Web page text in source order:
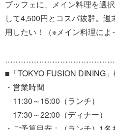
ブッフェに、メイン料理を選
して4,500円とコスパ抜群。
用したい！（※メイン料理によ
■「TOKYO FUSION DINING
・営業時間
11:30～15:00（ランチ）
17:30～22:00（ディナー）